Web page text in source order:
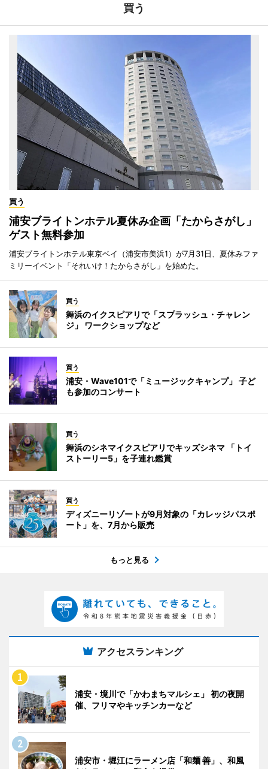
買う
買う
浦安ブライトンホテル夏休み企画「たからさがし」
ゲスト無料参加
浦安ブライトンホテル東京ベイ（浦安市美浜1）が7月31日、夏休みファ
ミリーイベント「それいけ！たからさがし」を始めた。
買う
舞浜のイクスピアリで「スプラッシュ・チャレン
ジ」 ワークショップなど
買う
浦安・Wave101で「ミュージックキャンプ」 子ど
も参加のコンサート
買う
舞浜のシネマイクスピアリでキッズシネマ 「トイ
ストーリー5」を子連れ鑑賞
買う
ディズニーリゾートが9月対象の「カレッジパスポ
ート」を、7月から販売
もっと見る
アクセスランキング
浦安・境川で「かわまちマルシェ」 初の夜開
催、フリマやキッチンカーなど
浦安市・堀江にラーメン店「和麺 善」、和風